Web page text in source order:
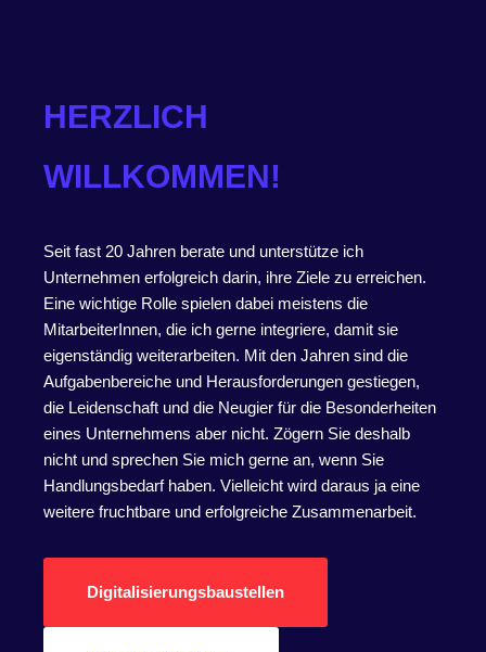
HERZLICH
WILLKOMMEN!
Seit fast 20 Jahren berate und unterstütze ich
Unternehmen erfolgreich darin, ihre Ziele zu erreichen.
Eine wichtige Rolle spielen dabei meistens die
MitarbeiterInnen, die ich gerne integriere, damit sie
eigenständig weiterarbeiten. Mit den Jahren sind die
Aufgabenbereiche und Herausforderungen gestiegen,
die Leidenschaft und die Neugier für die Besonderheiten
eines Unternehmens aber nicht. Zögern Sie deshalb
nicht und sprechen Sie mich gerne an, wenn Sie
Handlungsbedarf haben. Vielleicht wird daraus ja eine
weitere fruchtbare und erfolgreiche Zusammenarbeit.
Digitalisierungsbaustellen